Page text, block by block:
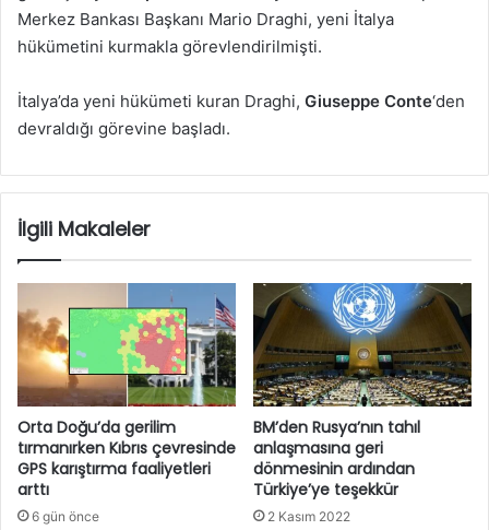
Merkez Bankası Başkanı Mario Draghi, yeni İtalya
hükümetini kurmakla görevlendirilmişti.
İtalya’da yeni hükümeti kuran Draghi, Giuseppe Conte‘den
devraldığı görevine başladı.
İlgili Makaleler
Orta Doğu’da gerilim
tırmanırken Kıbrıs çevresinde
GPS karıştırma faaliyetleri
arttı
6 gün önce
BM’den Rusya’nın tahıl
anlaşmasına geri
dönmesinin ardından
Türkiye’ye teşekkür
2 Kasım 2022